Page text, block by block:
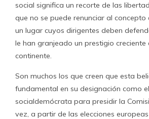
social significa un recorte de las
que no se puede renunciar al concepto
un lugar cuyos dirigentes deben
le han granjeado un prestigio creciente
continente.
Son muchos los que creen que esta
fundamental en su designación como
socialdemócrata para presidir la
vez, a partir de las elecciones